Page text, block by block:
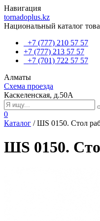
Навигация
tornadoplus.kz
Национальный каталог
+7 (777) 210 57 57
+7 (777) 213 57 57
+7 (701) 722 57 57
Алматы
Схема проезда
Каскеленская, д.50А
0
Каталог /ШS 0150. Стол
ШS 0150.